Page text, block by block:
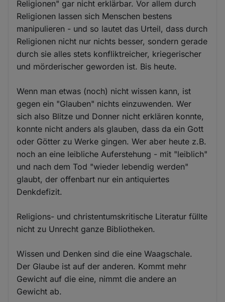
Religionen" gar nicht erklärbar. Vor allem durch
Religionen lassen sich Menschen bestens
manipulieren - und so lautet das Urteil, dass durch
Religionen nicht nur nichts besser, sondern gerade
durch sie alles stets konfliktreicher, kriegerischer
und mörderischer geworden ist. Bis heute.
Wenn man etwas (noch) nicht wissen kann, ist
gegen ein "Glauben" nichts einzuwenden. Wer
sich also Blitze und Donner nicht erklären konnte,
konnte nicht anders als glauben, dass da ein Gott
oder Götter zu Werke gingen. Wer aber heute z.B.
noch an eine leibliche Auferstehung - mit "leiblich"
und nach dem Tod "wieder lebendig werden"
glaubt, der offenbart nur ein antiquiertes
Denkdefizit.
Religions- und christentumskritische Literatur füllte
nicht zu Unrecht ganze Bibliotheken.
Wissen und Denken sind die eine Waagschale.
Der Glaube ist auf der anderen. Kommt mehr
Gewicht auf die eine, nimmt die andere an
Gewicht ab.
und
Cookies